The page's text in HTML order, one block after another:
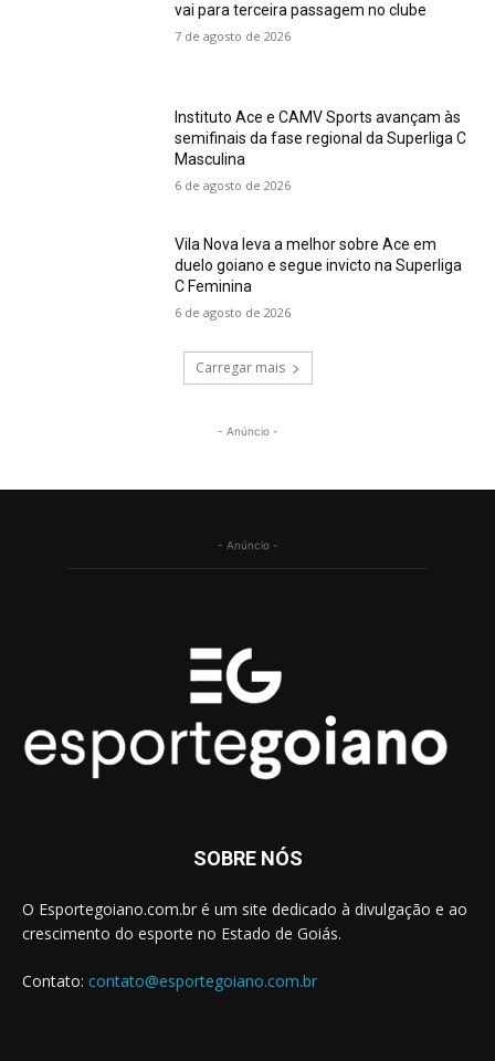
vai para terceira passagem no clube
7 de agosto de 2026
Instituto Ace e CAMV Sports avançam às
semifinais da fase regional da Superliga C
Masculina
6 de agosto de 2026
Vila Nova leva a melhor sobre Ace em
duelo goiano e segue invicto na Superliga
C Feminina
6 de agosto de 2026
Carregar mais
- Anúncio -
- Anúncio -
SOBRE NÓS
O Esportegoiano.com.br é um site dedicado à divulgação e ao
crescimento do esporte no Estado de Goiás.
Contato: contato@esportegoiano.com.br